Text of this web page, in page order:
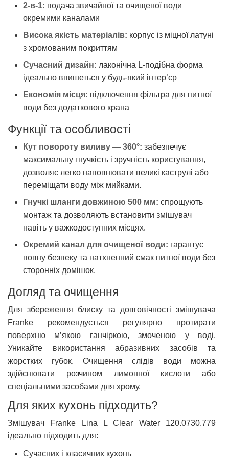
2-в-1: подача звичайної та очищеної води
окремими каналами
Висока якість матеріалів: корпус із міцної латуні
з хромованим покриттям
Сучасний дизайн: лаконічна L-подібна форма
ідеально впишеться у будь-який інтер’єр
Економія місця: підключення фільтра для питної
води без додаткового крана
Функції та особливості
Кут повороту виливу — 360°: забезпечує
максимальну гнучкість і зручність користування,
дозволяє легко наповнювати великі каструлі або
переміщати воду між мийками.
Гнучкі шланги довжиною 500 мм: спрощують
монтаж та дозволяють встановити змішувач
навіть у важкодоступних місцях.
Окремий канал для очищеної води: гарантує
повну безпеку та натхненний смак питної води без
сторонніх домішок.
Догляд та очищення
Для збереження блиску та довговічності змішувача
Franke рекомендується регулярно протирати
поверхню м’якою ганчіркою, змоченою у воді.
Уникайте використання абразивних засобів та
жорстких губок. Очищення слідів води можна
здійснювати розчином лимонної кислоти або
спеціальними засобами для хрому.
Для яких кухонь підходить?
Змішувач Franke Lina L Clear Water 120.0730.779
ідеально підходить для:
Сучасних і класичних кухонь